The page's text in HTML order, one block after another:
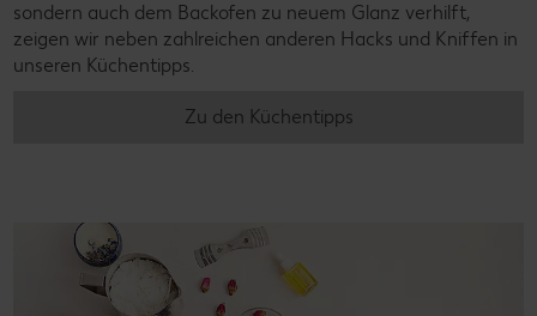
sondern auch dem Backofen zu neuem Glanz verhilft,
zeigen wir neben zahlreichen anderen Hacks und Kniffen in
unseren Küchentipps.
Zu den Küchentipps